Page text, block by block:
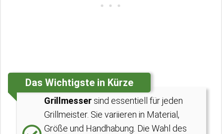
Das Wichtigste in Kürze
Grillmesser sind essentiell für jeden
Grillmeister. Sie variieren in Material,
Größe und Handhabung. Die Wahl des